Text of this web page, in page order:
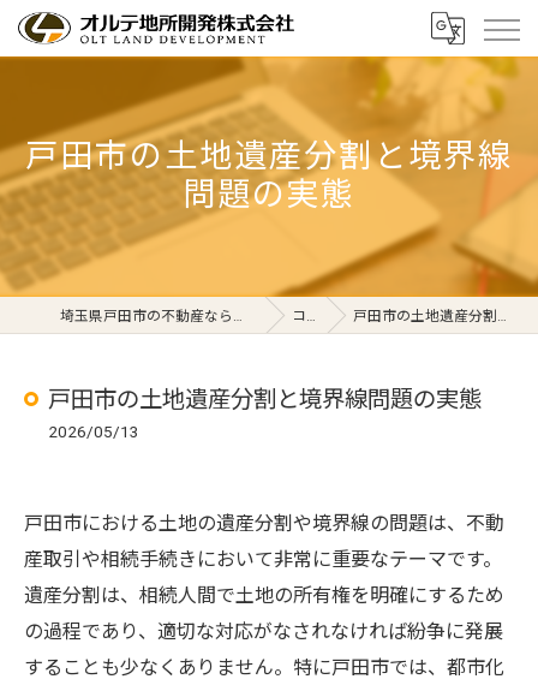
戸田市の土地遺産分割と境界線
問題の実態
埼玉県戸田市の不動産ならオルテ地所開発株式会社 コラム 戸田市の土地遺産分割と境界線問題の実態
戸田市の土地遺産分割と境界線問題の実態
2026/05/13
戸田市における土地の遺産分割や境界線の問題は、不動
産取引や相続手続きにおいて非常に重要なテーマです。
遺産分割は、相続人間で土地の所有権を明確にするため
の過程であり、適切な対応がなされなければ紛争に発展
することも少なくありません。特に戸田市では、都市化